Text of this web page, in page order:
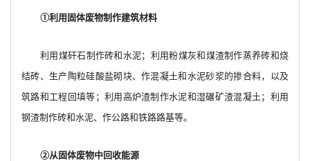
①利用固体废物制作建筑材料
利用煤矸石制作砖和水泥；利用粉煤灰和煤渣制作蒸养砖和烧
结砖、生产陶粒硅酸盐砌块、作混凝土和水泥砂浆的掺合料，以及
筑路和工程回填等；利用高炉渣制作水泥和湿碾矿渣混凝土；利用
钢渣制作砖和水泥、作公路和铁路路基等。
②从固体废物中回收能源